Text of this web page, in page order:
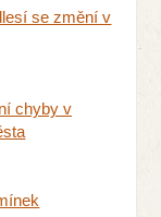
se změní v
chyby v